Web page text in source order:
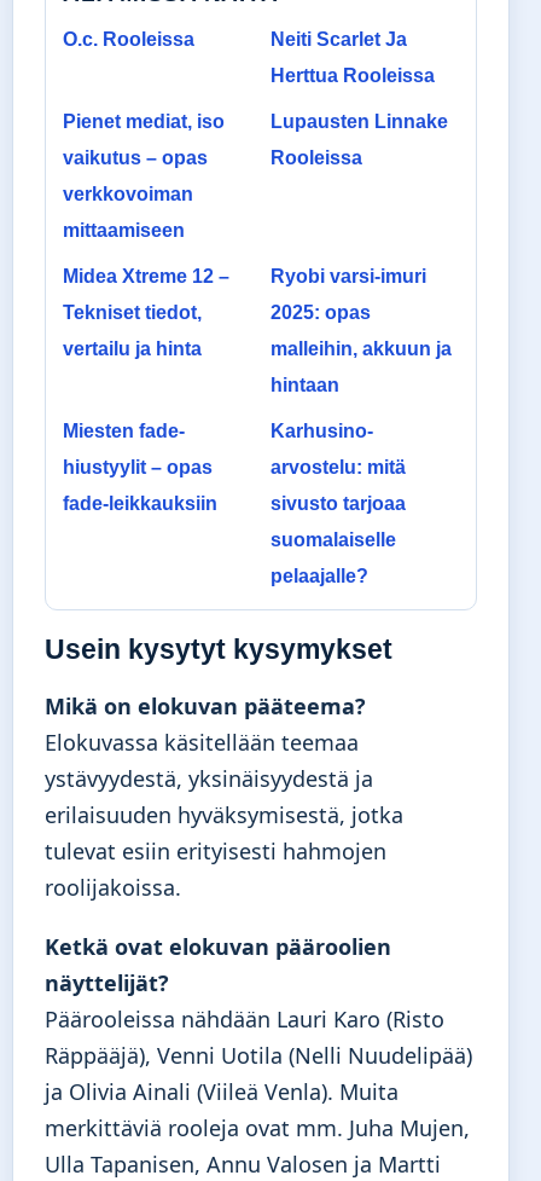
O.c. Rooleissa
Neiti Scarlet Ja
Herttua Rooleissa
Pienet mediat, iso
vaikutus – opas
verkkovoiman
mittaamiseen
Lupausten Linnake
Rooleissa
Midea Xtreme 12 –
Tekniset tiedot,
vertailu ja hinta
Ryobi varsi-imuri
2025: opas
malleihin, akkuun ja
hintaan
Miesten fade-
hiustyylit – opas
fade-leikkauksiin
Karhusino-
arvostelu: mitä
sivusto tarjoaa
suomalaiselle
pelaajalle?
Usein kysytyt kysymykset
Mikä on elokuvan pääteema?
Elokuvassa käsitellään teemaa
ystävyydestä, yksinäisyydestä ja
erilaisuuden hyväksymisestä, jotka
tulevat esiin erityisesti hahmojen
roolijakoissa.
Ketkä ovat elokuvan pääroolien
näyttelijät?
Päärooleissa nähdään Lauri Karo (Risto
Räppääjä), Venni Uotila (Nelli Nuudelipää)
ja Olivia Ainali (Viileä Venla). Muita
merkittäviä rooleja ovat mm. Juha Mujen,
Ulla Tapanisen, Annu Valosen ja Martti